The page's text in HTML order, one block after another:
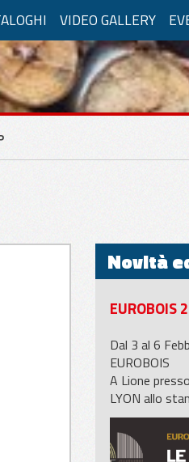
VIDEO GALLERY
Fisse in orizzontale
Movimenti manualiNovità
EUROBOIS
Dal 3 al 6
EUROBOIS
A Lione
LYON allo